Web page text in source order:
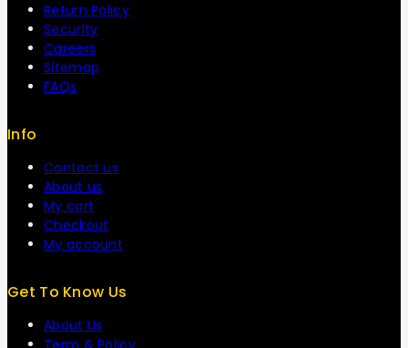
Return Policy
Security
Careers
Sitemap
FAQs
Info
Contact us
About us
My cart
Checkout
My account
Get To Know Us
About Us